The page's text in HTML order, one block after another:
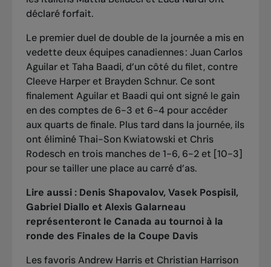
déclaré forfait.
Le premier duel de double de la journée a mis en
vedette deux équipes canadiennes : Juan Carlos
Aguilar et Taha Baadi, d’un côté du filet, contre
Cleeve Harper et Brayden Schnur. Ce sont
finalement Aguilar et Baadi qui ont signé le gain
en des comptes de 6-3 et 6-4 pour accéder
aux quarts de finale. Plus tard dans la journée, ils
ont éliminé Thai-Son Kwiatowski et Chris
Rodesch en trois manches de 1-6, 6-2 et [10-3]
pour se tailler une place au carré d’as.
Lire aussi : Denis Shapovalov, Vasek Pospisil,
Gabriel Diallo et Alexis Galarneau
représenteront le Canada au tournoi à la
ronde des Finales de la Coupe Davis
Les favoris Andrew Harris et Christian Harrison